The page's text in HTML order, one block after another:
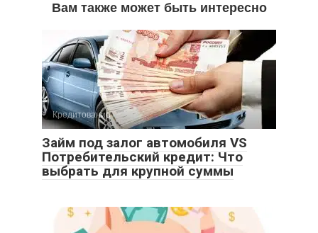
Вам также может быть интересно
Кредитование
Займ под залог автомобиля VS
Потребительский кредит: Что
выбрать для крупной суммы